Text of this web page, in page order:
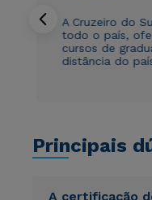
A Cruzeiro do
todo o país,
cursos de
distância do
Principais
A certificação